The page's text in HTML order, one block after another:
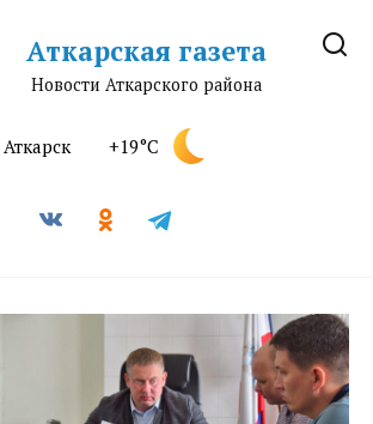
Аткарская газета
Новости Аткарского района
Аткарск +19°C